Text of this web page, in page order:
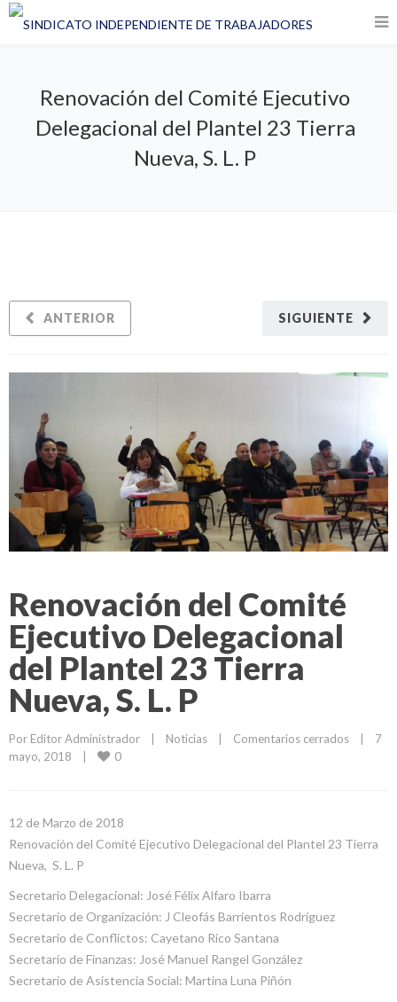
Renovación del Comité Ejecutivo
Delegacional del Plantel 23 Tierra
Nueva, S. L. P
SIGUIENTE
ANTERIOR
Renovación del Comité
Ejecutivo Delegacional
del Plantel 23 Tierra
Nueva, S. L. P
Por Editor Administrador | Noticias | Comentarios cerrados |
7
mayo, 2018
| 0
12 de Marzo de 2018
Renovación del Comité Ejecutivo Delegacional del Plantel 23 Tierra
Nueva, S. L. P
Secretario Delegacional: José Félix Alfaro Ibarra
Secretario de Organización: J Cleofás Barrientos Rodríguez
Secretario de Conflictos: Cayetano Rico Santana
Secretario de Finanzas: José Manuel Rangel González
Secretario de Asistencia Social: Martina Luna Piñón